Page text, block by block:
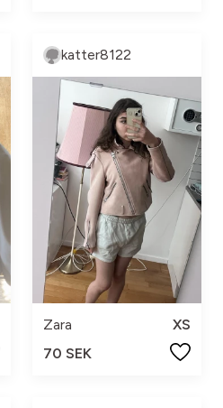
katter8122
Zara
XS
70 SEK